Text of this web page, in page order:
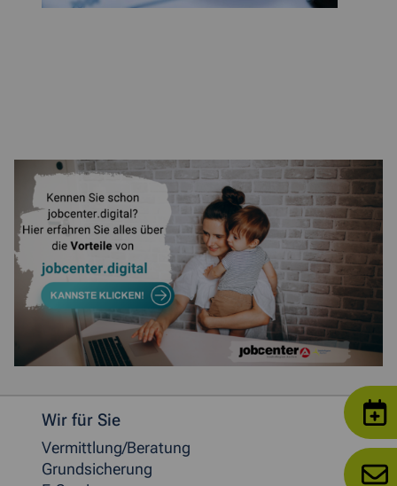
Weitere allgemeine Informationen
Wir für Sie
Vermittlung/Beratung
Grundsicherung